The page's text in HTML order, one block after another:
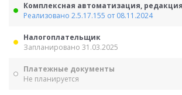
Комплексная автоматизация,
Реализовано 2.5.17.155 от 08.11.2024
Налогоплательщик
Запланировано 31.03.2025
Платежные документы
Не планируется